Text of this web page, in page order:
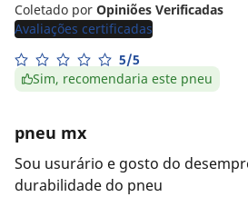
Coletado por Opiniões Verificadas
Avaliações certificadas
5/5
Sim, recomendaria este pneu
pneu mx
Sou usurário e gosto do
durabilidade do pneu